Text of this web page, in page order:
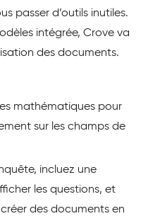
passer d’outils inutiles.
intégrée, Crove va
des documents.
mathématiques pour
sur les champs de
incluez une
les questions, et
des documents en